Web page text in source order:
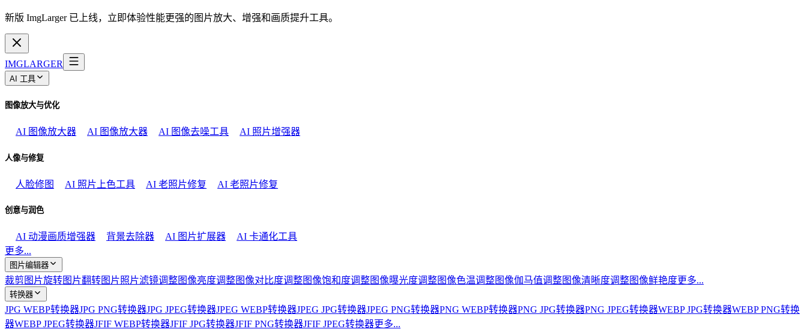
新版 ImgLarger 已上线，立即体验性能更强的图片放大、增强和画质提升工具。
IMGLARGER
AI 工具
图像放大与优化
AI 图像放大器 AI 图像放大器 AI 图像去噪工具 AI 照片增强器
人像与修复
人脸修图 AI 照片上色工具 AI 老照片修复 AI 老照片修复
创意与润色
AI 动漫画质增强器 背景去除器 AI 图片扩展器
AI 卡通化工具
更多...
图片编辑器
裁剪图片旋转图片翻转图片照片滤镜调整图像亮度调整图像对比度调整图像饱和度调整图像曝光度调整图像色温调整图像伽马值调整图像清晰度调整图像鲜艳度更多...
转换器
JPG WEBP转换器JPG PNG转换器JPG JPEG转换器JPEG WEBP转换器JPEG JPG转换器JPEG PNG转换器PNG WEBP转换器PNG JPG转换器PNG JPEG转换器WEBP JPG转换器WEBP PNG转换
器WEBP JPEG转换器JFIF WEBP转换器JFIF JPG转换器JFIF PNG转换器JFIF JPEG转换器更多...